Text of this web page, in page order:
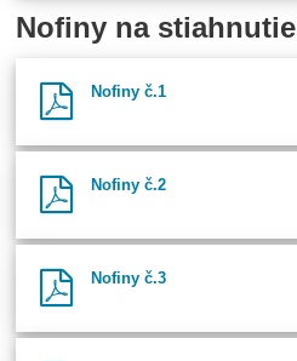
Nofiny na stiahnutie
Nofiny č.1
Nofiny č.2
Nofiny č.3